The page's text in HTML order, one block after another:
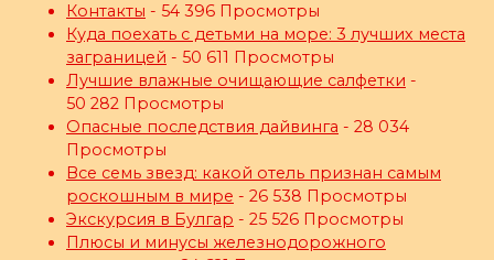
Контакты - 54 396 Просмотры
Куда поехать с детьми на море: 3 лучших места
заграницей - 50 611 Просмотры
Лучшие влажные очищающие салфетки -
50 282 Просмотры
Опасные последствия дайвинга - 28 034
Просмотры
Все семь звезд: какой отель признан самым
роскошным в мире - 26 538 Просмотры
Экскурсия в Булгар - 25 526 Просмотры
Плюсы и минусы железнодорожного